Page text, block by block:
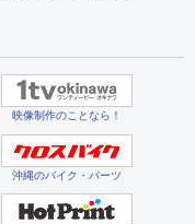
映像制作のことなら！
沖縄のバイク・パーツ